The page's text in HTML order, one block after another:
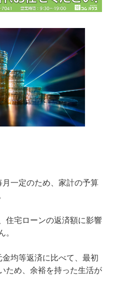
月一定のため、家計の予算
住宅ローンの返済額に影響
。
金均等返済に比べて、最初
ため、余裕を持った生活が